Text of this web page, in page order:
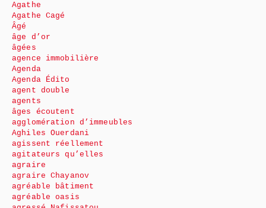
Agathe
Agathe Cagé
Âgé
âge d’or
âgées
agence immobilière
Agenda
Agenda Édito
agent double
agents
âges écoutent
agglomération d’immeubles
Aghiles Ouerdani
agissent réellement
agitateurs qu’elles
agraire
agraire Chayanov
agréable bâtiment
agréable oasis